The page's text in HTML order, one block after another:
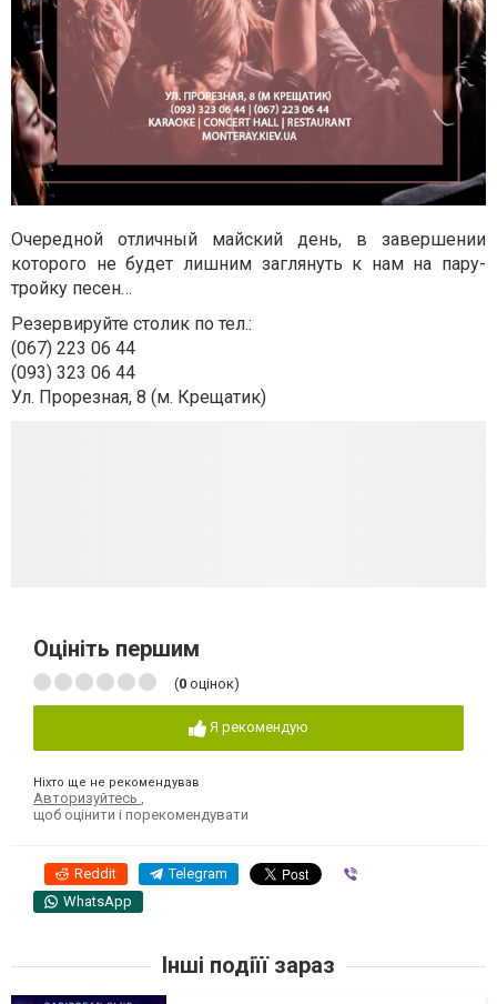
Очередной отличный майский день, в завершении
которого не будет лишним заглянуть к нам на пару-
тройку песен…
Резервируйте столик по тел.:
(067) 223 06 44
(093) 323 06 44
Ул. Прорезная, 8 (м. Крещатик)
Оцініть першим
(0 оцінок)
Я рекомендую
Ніхто ще не рекомендував
Авторизуйтесь
щоб оцінити і порекомендувати
Reddit Telegram
WhatsApp
Інші подіїї зараз